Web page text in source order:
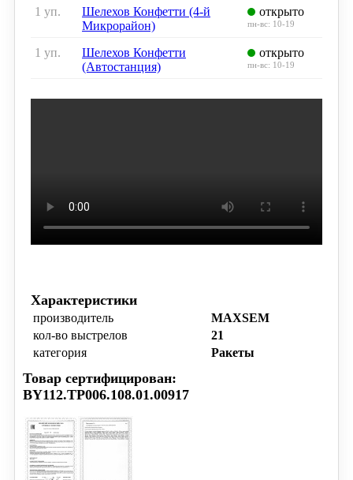
1 уп.
Шелехов Конфетти (4-й
Микрорайон)
открыто
пн-вс: 10-19
1 уп.
Шелехов Конфетти
(Автостанция)
открыто
пн-вс: 10-19
Характеристики
производитель
MAXSEM
кол-во выстрелов
21
категория
Ракеты
Товар сертифицирован:
BY112.TP006.108.01.00917